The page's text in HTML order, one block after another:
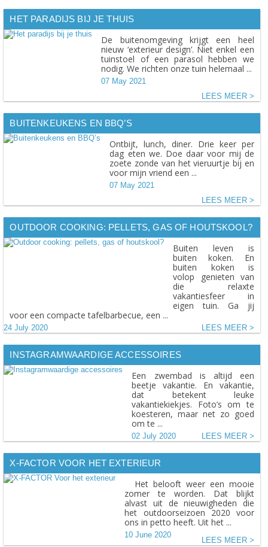
HET PARADIJS BIJ JE THUIS
De buitenomgeving krijgt een heel
nieuw ‘exterieur design’. Niet enkel een
tuinstoel of een parasol hebben we
nodig. We richten onze tuin helemaal ...
07 May 2021
LEES MEER
BUITENKEUKENS EN BBQ’S
Ontbijt, lunch, diner. Drie keer per
dag eten we. Doe daar voor mij de
zoete zonde van het vieruurtje bij en
voor mijn vriend een ...
07 May 2021
LEES MEER
OUTDOOR COOKING: PELLETS, GAS OF HOUTSKOOL?
Buiten leven is
buiten koken. En
buiten koken is
volop genieten van
die relaxte
vakantiesfeer in
eigen tuin. Ga jij
voor een compacte tafelbarbecue, een ...
24 July 2020 LEES MEER
INSTAGRAMWAARDIGE ACCESSOIRES
Een zwembad is altijd een
beetje vakantie. En vakantie,
dat betekent leuke
vakantiekiekjes. Foto’s om te
koesteren, maar net zo goed
om te ...
02 July 2020 LEES MEER
X-FACTOR VOOR HET EXTERIEUR
Het belooft weer een mooie
zomer te worden. Dat blijkt
alvast uit de nieuwigheden die
het outdoorseizoen 2020 voor
ons in petto heeft. Uit het ...
10 June 2020
LEES MEER